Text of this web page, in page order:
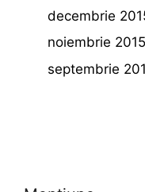
decembrie
noiembrie 2015
septembrie